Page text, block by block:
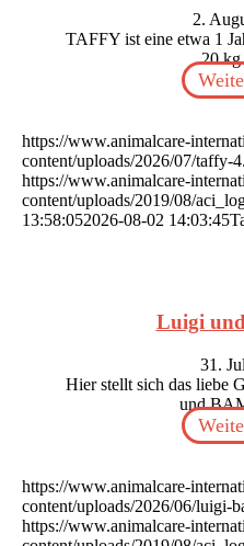
2.
TAFFY ist eine etwa 1
20
https://www.animalcare-
content/uploads/2026/07/taffy-
https://www.animalcare-
content/uploads/2019/08/
13:58:052026-08-02 14:03:45
Luigi
31.
Hier stellt sich das liebe
und
https://www.animalcare-
content/uploads/2026/06/luigi-
https://www.animalcare-